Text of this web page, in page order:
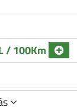
/ 100Km